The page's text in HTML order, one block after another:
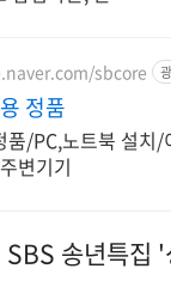
sbcore
정품
/PC,노트북 설치/
변기기
SBS 송년특